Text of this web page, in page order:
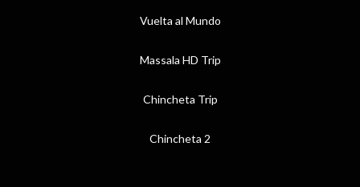
Vuelta al Mundo
Massala HD Trip
Chincheta Trip
Chincheta 2